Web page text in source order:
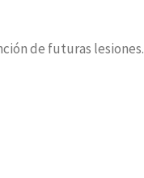
de futuras lesiones.